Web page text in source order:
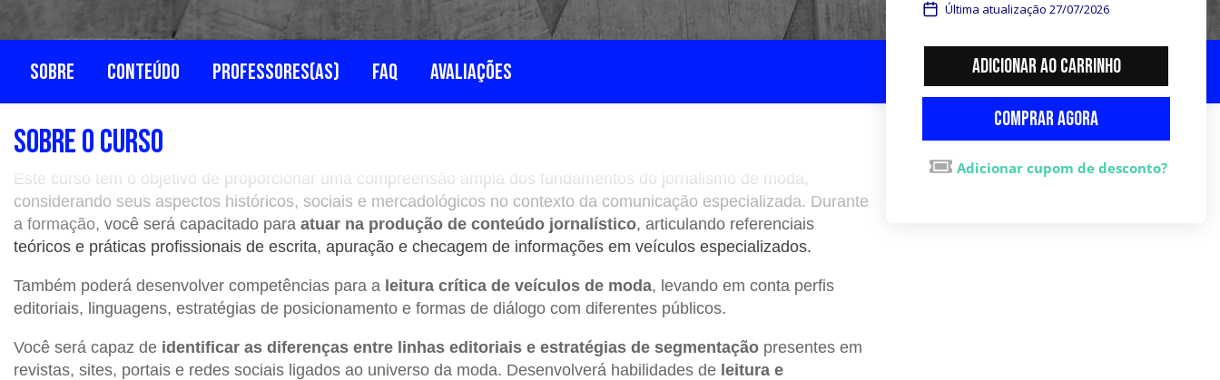
SOBRE CONTEÚDO PROFESSORES(AS) FAQ AVALIAÇÕES
SOBRE O CURSO
Este curso tem o objetivo de proporcionar uma compreensão ampla dos fundamentos do jornalismo de moda,
considerando seus aspectos históricos, sociais e mercadológicos no contexto da comunicação especializada. Durante
a formação, você será capacitado para atuar na produção de conteúdo jornalístico, articulando referenciais
teóricos e práticas profissionais de escrita, apuração e checagem de informações em veículos especializados.
Também poderá desenvolver competências para a leitura crítica de veículos de moda, levando em conta perfis
editoriais, linguagens, estratégias de posicionamento e formas de diálogo com diferentes públicos.
Você será capaz de identificar as diferenças entre linhas editoriais e estratégias de segmentação presentes em
revistas, sites, portais e redes sociais ligados ao universo da moda. Desenvolverá habilidades de leitura e
Última atualização 27/07/2026
Adicionar ao carrinho
Comprar agora
Adicionar cupom de desconto?